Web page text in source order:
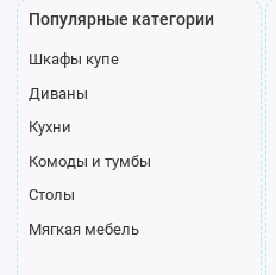
Популярные категории
Шкафы купе
Диваны
Кухни
Комоды и тумбы
Столы
Мягкая мебель